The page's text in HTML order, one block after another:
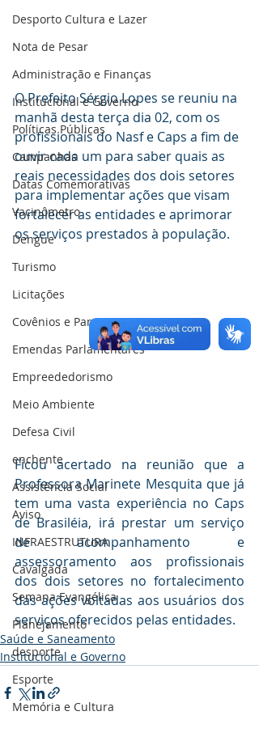
Desporto Cultura e Lazer
Nota de Pesar
Administração e Finanças
Institucional e Governo
Políticas Públicas
Campanhas
Datas Comemorativas
Vacinômetro
Dengue
Turismo
Licitações
Covênios e Parcerias
Emendas Parlamentares
Empreededorismo
Meio Ambiente
Defesa Civil
enchente
Assistência Social
Aviso
INFRAESTRUTURA
Cavalgada
Semana Evangélica
Planejamento
desporte
Esporte
Memória e Cultura
O Prefeito Sérgio Lopes se reuniu na
manhã desta terça dia 02, com os
profissionais do Nasf e Caps a fim de
ouvir cada um para saber quais as
reais necessidades dos dois setores
para implementar ações que visam
fortalecer as entidades e aprimorar
os serviços prestados à população.
Ficou acertado na reunião que a
Professora Marinete Mesquita que já
tem uma vasta experiência no Caps
de Brasiléia, irá prestar um serviço
de acompanhamento e
assessoramento aos profissionais
dos dois setores no fortalecimento
das ações voltadas aos usuários dos
serviços oferecidos pelas entidades.
Saúde e Saneamento
Institucional e Governo